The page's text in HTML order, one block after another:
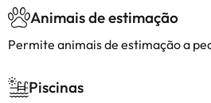
Animais de estimação
Permite animais de estimação a
Piscinas